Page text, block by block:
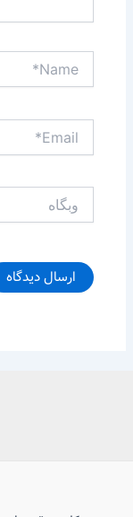
Email*